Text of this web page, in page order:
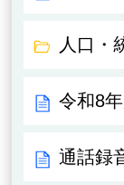
人口・
令和8
通話録